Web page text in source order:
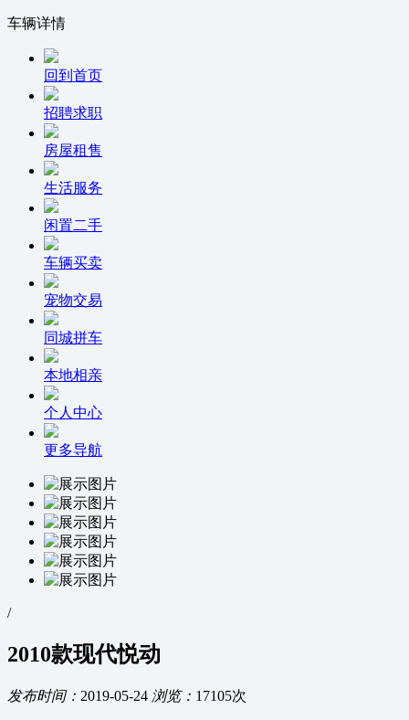
车辆详情
回到首页
招聘求职
房屋租售
生活服务
闲置二手
车辆买卖
宠物交易
同城拼车
本地相亲
个人中心
更多导航
/
2010款现代悦动
发布时间： 2019-05-24 浏览： 17105次